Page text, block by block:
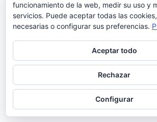
José Luis Lojo LozanoenSebastián Gómez
frutero que ayudó a sacar adelante a once
La viñeta de Alberto Castrelo. Se
domicilio #6.655
Javier Bello GonzálezenLa viñeta de
hacen fiestas a domicilio #6.655
funcionamiento de la web, medir su uso y
servicios. Puede aceptar todas las
necesarias o configurar sus preferencias.
Aceptar todo
Rechazar
Configurar